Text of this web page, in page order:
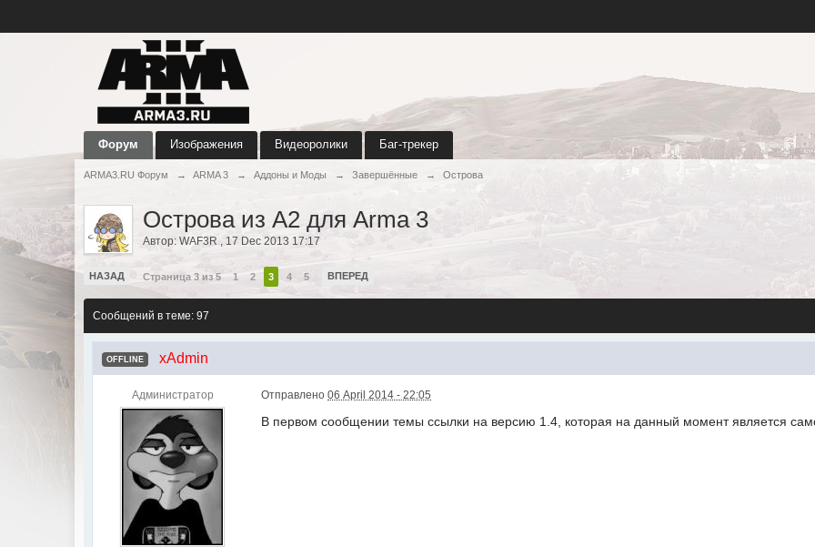
Форум Изображения Видеоролики Баг-трекер
ARMA3.RU Форум → ARMA 3 → Аддоны и Моды → Завершённые → Острова
Острова из A2 для Arma 3
Автор: WAF3R , 17 Dec 2013 17:17
НАЗАД Страница 3 из 5 1 2 3 4 5 ВПЕРЕД
Сообщений в теме: 97
OFFLINE xAdmin
Администратор Отправлено 06 April 2014 - 22:05
В первом сообщении темы ссылки на версию 1.4, которая на данный момент является